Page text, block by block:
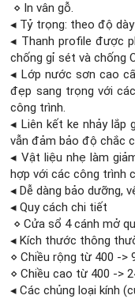
⋄ In vân gỗ.
◂ Tỷ trọng: theo độ
◂ Thanh profile được
chống gỉ sét và chống
◂ Lớp nước sơn cao
đẹp sang trọng với
công trình.
◂ Liên kết ke nhảy lắp
vẫn đảm bảo độ chắc
◂ Vật liệu nhẹ làm
hợp với các công trình
◂ Dễ dàng bảo dưỡng,
◂ Quy cách chi tiết
⋄ Cửa sổ 4 cánh mở
◂ Kích thước thông
⋄ Chiều rộng từ 400 ->
⋄ Chiều cao từ 400 ->
◂ Các chủng loại kính